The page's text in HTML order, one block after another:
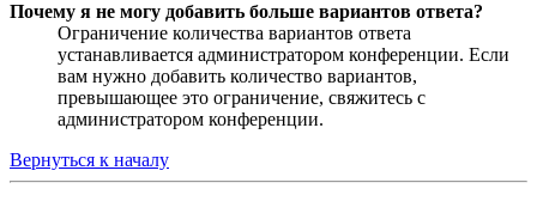
Почему я не могу добавить больше вариантов ответа?
Ограничение количества вариантов ответа
устанавливается администратором конференции. Если
вам нужно добавить количество вариантов,
превышающее это ограничение, свяжитесь с
администратором конференции.
Вернуться к началу